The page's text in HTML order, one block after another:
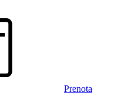
Prenota